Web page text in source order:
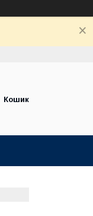
Кошик